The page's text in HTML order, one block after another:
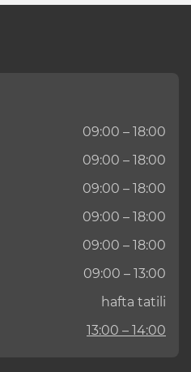
09:00 – 18:00
09:00 – 18:00
09:00 – 18:00
09:00 – 18:00
09:00 – 18:00
09:00 – 13:00
hafta tatili
13:00 – 14:00